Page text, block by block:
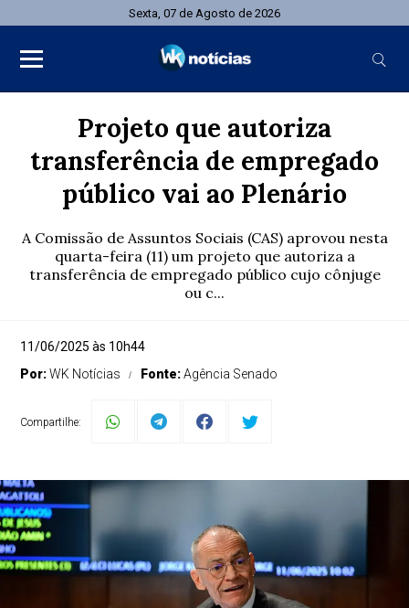
Sexta, 07 de Agosto de 2026
Projeto que autoriza
transferência de empregado
público vai ao Plenário
A Comissão de Assuntos Sociais (CAS) aprovou nesta
quarta-feira (11) um projeto que autoriza a
transferência de empregado público cujo cônjuge
ou c...
11/06/2025 às 10h44
Por:WK Notícias Fonte:Agência Senado
Compartilhe: